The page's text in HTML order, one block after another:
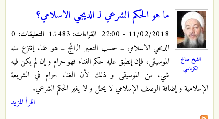
الشيخ صالح
الكرباسي
ما هو الحكم الشرعي لـ الديجي الاسلامي؟
11/02/2018 - 22:00 القراءات: التعليقات:
الديجي الاسلامي ــ حسب التعبير الرائج ــ هو غناء إنتزع منه
الموسيقى، فإن إنطبق عليه حكم الغناء فهو حرام و إن لم يكن فيه
شيء من الموسيقى و ذلك لأن الغناء حرام في الشريعة
الإسلامية و إضافة الوصف الإسلامي لا يحلل و لا يغير الحكم الشرعي.
اقرأ المزيد